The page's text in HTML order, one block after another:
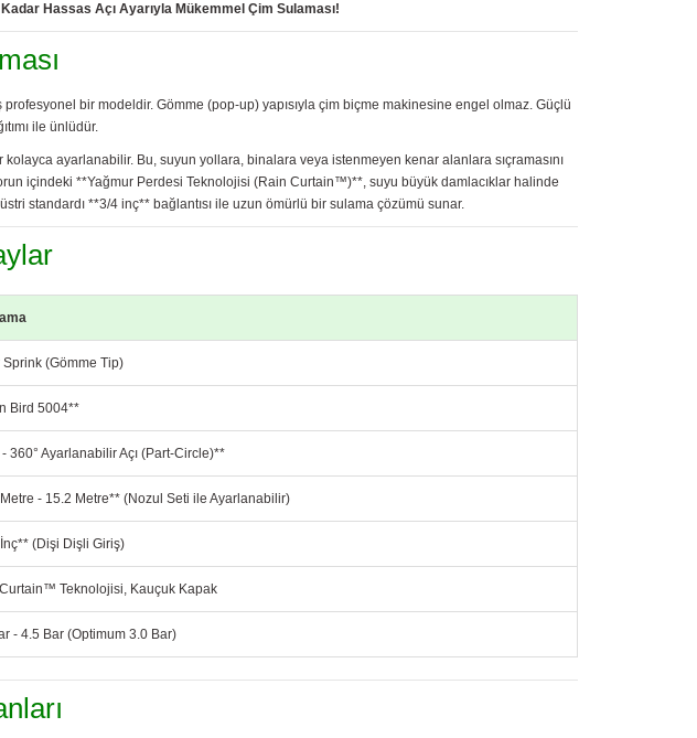
Hassas Açı Ayarıyla Mükemmel Çim Sulaması!
bir modeldir. Gömme (pop-up) yapısıyla çim biçme makinesine engel olmaz. Güçlü
ile ünlüdür.
ayarlanabilir. Bu, suyun yollara, binalara veya istenmeyen kenar alanlara sıçramasını
içindeki **Yağmur Perdesi Teknolojisi (Rain Curtain™)**, suyu büyük damlacıklar halinde
standardı **3/4 inç** bağlantısı ile uzun ömürlü bir sulama çözümü sunar.
Sprink (Gömme Tip)
Bird 5004**
360° Ayarlanabilir Açı (Part-Circle)**
- 15.2 Metre** (Nozul Seti ile Ayarlanabilir)
(Dişi Dişli Giriş)
Teknolojisi, Kauçuk Kapak
- 4.5 Bar (Optimum 3.0 Bar)